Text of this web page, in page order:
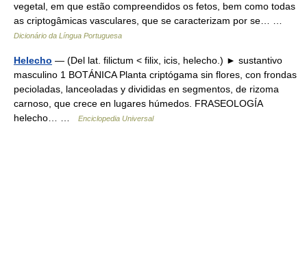
vegetal, em que estão compreendidos os fetos, bem como todas
as criptogâmicas vasculares, que se caracterizam por se… …
Dicionário da Língua Portuguesa
Helecho — (Del lat. filictum < filix, icis, helecho.) ► sustantivo
masculino 1 BOTÁNICA Planta criptógama sin flores, con frondas
pecioladas, lanceoladas y divididas en segmentos, de rizoma
carnoso, que crece en lugares húmedos. FRASEOLOGÍA
helecho… …
Enciclopedia Universal